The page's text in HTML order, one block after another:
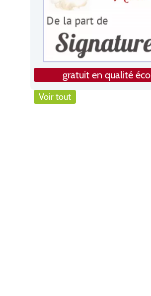
gratuit en qualité éco
Voir tout